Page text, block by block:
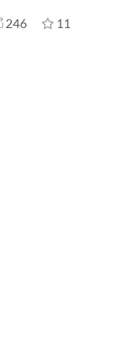
246
11